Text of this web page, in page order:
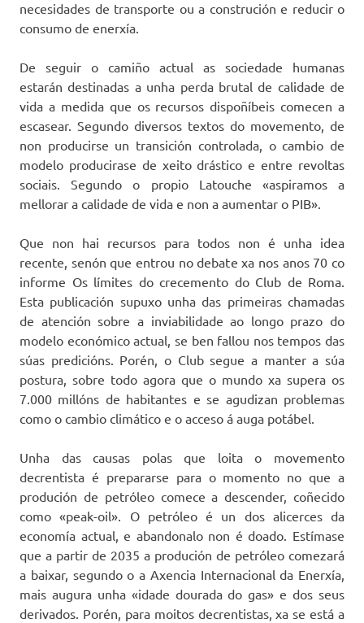
necesidades de transporte ou a construción e reducir o
consumo de enerxía.
De seguir o camiño actual as sociedade humanas
estarán destinadas a unha perda brutal de calidade de
vida a medida que os recursos dispoñíbeis comecen a
escasear. Segundo diversos textos do movemento, de
non producirse un transición controlada, o cambio de
modelo producirase de xeito drástico e entre revoltas
sociais. Segundo o propio Latouche «aspiramos a
mellorar a calidade de vida e non a aumentar o PIB».
Que non hai recursos para todos non é unha idea
recente, senón que entrou no debate xa nos anos 70 co
informe Os límites do crecemento do Club de Roma.
Esta publicación supuxo unha das primeiras chamadas
de atención sobre a inviabilidade ao longo prazo do
modelo económico actual, se ben fallou nos tempos das
súas predicións. Porén, o Club segue a manter a súa
postura, sobre todo agora que o mundo xa supera os
7.000 millóns de habitantes e se agudizan problemas
como o cambio climático e o acceso á auga potábel.
Unha das causas polas que loita o movemento
decrentista é prepararse para o momento no que a
produción de petróleo comece a descender, coñecido
como «peak-oil». O petróleo é un dos alicerces da
economía actual, e abandonalo non é doado. Estímase
que a partir de 2035 a produción de petróleo comezará
a baixar, segundo o a Axencia Internacional da Enerxía,
mais augura unha «idade dourada do gas» e dos seus
derivados. Porén, para moitos decrentistas, xa se está a